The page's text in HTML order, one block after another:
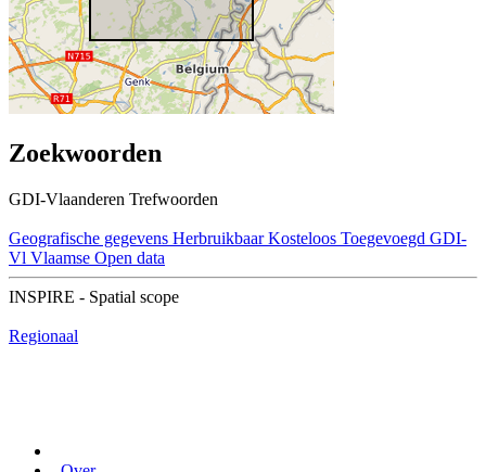
Zoekwoorden
GDI-Vlaanderen Trefwoorden
Geografische gegevens Herbruikbaar Kosteloos Toegevoegd GDI-
Vl Vlaamse Open data
INSPIRE - Spatial scope
Regionaal